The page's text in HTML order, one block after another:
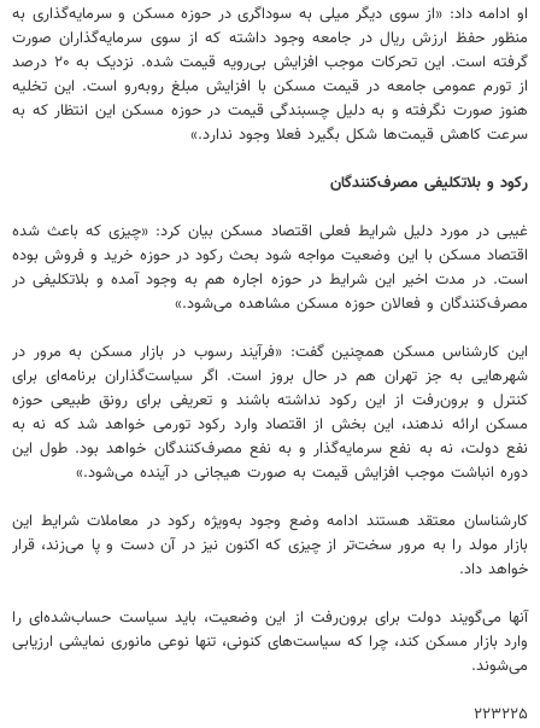
او ادامه داد: «از سوی دیگر میلی به سوداگری در حوزه مسکن و سرمایه‌گذاری به
منظور حفظ ارزش ریال در جامعه وجود داشته که از سوی سرمایه‌گذاران صورت
گرفته است. این تحرکات موجب افزایش بی‌رویه قیمت شده. نزدیک به ۲۰ درصد
از تورم عمومی جامعه در قیمت مسکن با افزایش مبلغ روبه‌رو است. این تخلیه
هنوز صورت نگرفته و به دلیل چسبندگی قیمت در حوزه مسکن این انتظار که به
سرعت کاهش قیمت‌ها شکل بگیرد فعلا وجود ندارد.»
رکود و بلاتکلیفی مصرف‌کنندگان
غیبی در مورد دلیل شرایط فعلی اقتصاد مسکن بیان کرد: «چیزی که باعث شده
اقتصاد مسکن با این وضعیت مواجه شود بحث رکود در حوزه خرید و فروش بوده
است. در مدت اخیر این شرایط در حوزه اجاره هم به وجود آمده و بلاتکلیفی در
مصرف‌کنندگان و فعالان حوزه مسکن مشاهده می‌شود.»
این کارشناس مسکن همچنین گفت: «فرآیند رسوب در بازار مسکن به مرور در
شهرهایی به جز تهران هم در حال بروز است. اگر سیاست‌گذاران برنامه‌ای برای
کنترل و برون‌رفت از این رکود نداشته باشند و تعریفی برای رونق طبیعی حوزه
مسکن ارائه ندهند، این بخش از اقتصاد وارد رکود تورمی خواهد شد که نه به
نفع دولت، نه به نفع سرمایه‌گذار و به نفع مصرف‌کنندگان خواهد بود. طول این
دوره انباشت موجب افزایش قیمت به صورت هیجانی در آینده می‌شود.»
کارشناسان معتقد هستند ادامه وضع وجود به‌ویژه رکود در معاملات شرایط این
بازار مولد را به مرور سخت‌تر از چیزی که اکنون نیز در آن دست و پا می‌زند، قرار
خواهد داد.
آنها می‌گویند دولت برای برون‌رفت از این وضعیت، باید سیاست حساب‌شده‌ای را
وارد بازار مسکن کند، چرا که سیاست‌های کنونی، تنها نوعی مانوری نمایشی ارزیابی
می‌شوند.
۲۲۳۲۲۵